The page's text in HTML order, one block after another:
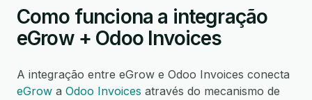
Como funciona a integração
eGrow + Odoo Invoices
A integração entre eGrow e Odoo Invoices conecta
eGrow a Odoo Invoices através do mecanismo de